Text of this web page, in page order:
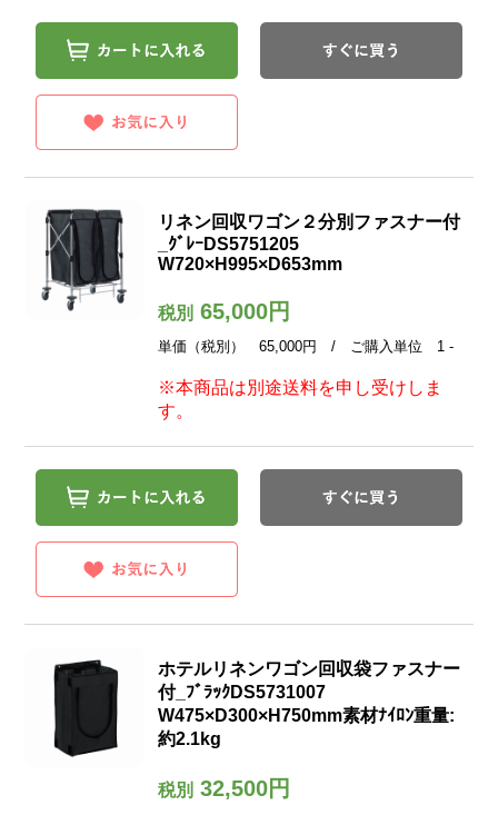
リネン回収ワゴン２分別ファスナー付
_ｸﾞﾚｰDS5751205
W720×H995×D653mm
税別65,000円
単価（税別） 65,000円 / ご購入単位 1 -
※本商品は別途送料を申し受けしま
す。
ホテルリネンワゴン回収袋ファスナー
付_ﾌﾞﾗｯｸDS5731007
W475×D300×H750mm素材ﾅｲﾛﾝ重量:
約2.1kg
税別32,500円